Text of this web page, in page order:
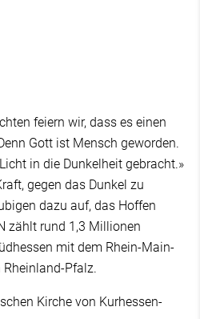
feiern wir, dass es einen
Gott ist Mensch geworden.
in die Dunkelheit gebracht.»
gegen das Dunkel zu
dazu auf, das Hoffen
zählt rund 1,3 Millionen
mit dem Rhein-Main-
Pfalz.
Kirche von Kurhessen-